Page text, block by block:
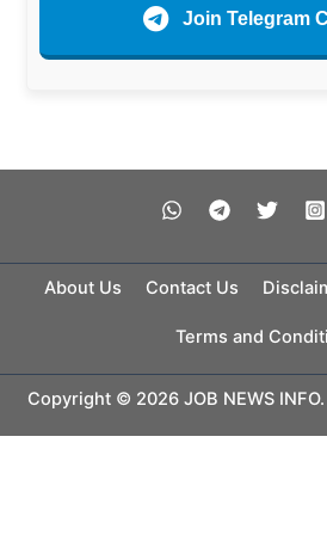
Join Telegram
About Us Contact Us
Terms and
Copyright © 2026 JOB NEWS